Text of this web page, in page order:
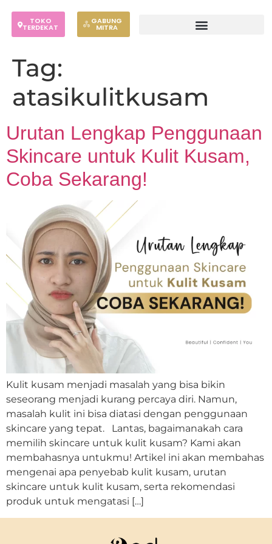
TOKO
TERDEKAT
GABUNG
MITRA
Tag:
atasikulitkusam
Urutan Lengkap Penggunaan
Skincare untuk Kulit Kusam,
Coba Sekarang!
Kulit kusam menjadi masalah yang bisa bikin
seseorang menjadi kurang percaya diri. Namun,
masalah kulit ini bisa diatasi dengan penggunaan
skincare yang tepat. Lantas, bagaimanakah cara
memilih skincare untuk kulit kusam? Kami akan
membahasnya untukmu! Artikel ini akan membahas
mengenai apa penyebab kulit kusam, urutan
skincare untuk kulit kusam, serta rekomendasi
produk untuk mengatasi […]